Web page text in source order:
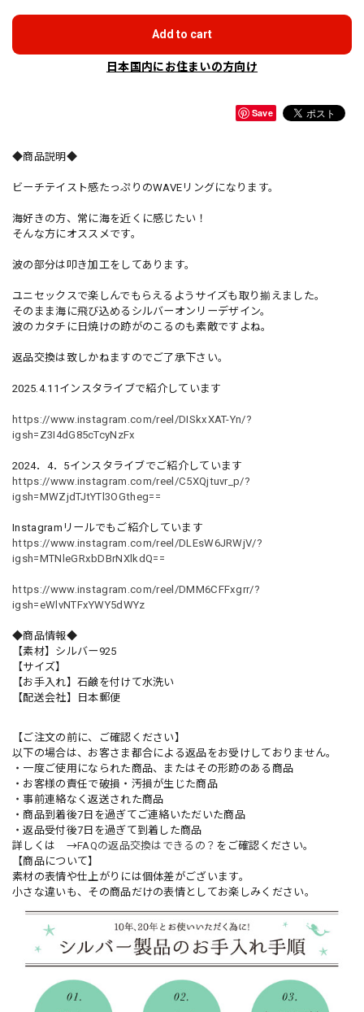
Add to cart
日本国内にお住まいの方向け
Save
◆商品説明◆
ビーチテイスト感たっぷりのWAVEリングになります。
海好きの方、常に海を近くに感じたい！
そんな方にオススメです。
波の部分は叩き加工をしてあります。
ユニセックスで楽しんでもらえるようサイズも取り揃えました。
そのまま海に飛び込めるシルバーオンリーデザイン。
波のカタチに日焼けの跡がのこるのも素敵ですよね。
返品交換は致しかねますのでご了承下さい。
2025.4.11インスタライブで紹介しています
https://www.instagram.com/reel/DISkxXAT-Yn/?
igsh=Z3I4dG85cTcyNzFx
2024．4．5インスタライブでご紹介しています
https://www.instagram.com/reel/C5XQjtuvr_p/?
igsh=MWZjdTJtYTl3OGtheg==
Instagramリールでもご紹介しています
https://www.instagram.com/reel/DLEsW6JRWjV/?
igsh=MTNleGRxbDBrNXlkdQ==
https://www.instagram.com/reel/DMM6CFFxgrr/?
igsh=eWlvNTFxYWY5dWYz
◆商品情報◆
【素材】シルバー925
【サイズ】
【お手入れ】石鹸を付けて水洗い
【配送会社】日本郵便
【ご注文の前に、ご確認ください】
以下の場合は、お客さま都合による返品をお受けしておりません。
・一度ご使用になられた商品、またはその形跡のある商品
・お客様の責任で破損・汚損が生じた商品
・事前連絡なく返送された商品
・商品到着後7日を過ぎてご連絡いただいた商品
・返品受付後7日を過ぎて到着した商品
詳しくは →FAQの返品交換はできるの？ をご確認ください。
【商品について】
素材の表情や仕上がりには個体差がございます。
小さな違いも、その商品だけの表情としてお楽しみください。